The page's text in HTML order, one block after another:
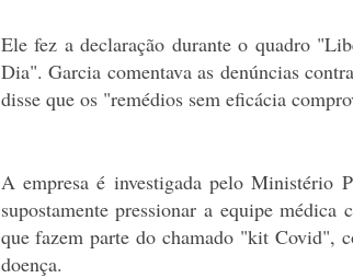
Ele fez a declaração durante o quadro
Dia". Garcia comentava as denúncias
disse que os "remédios sem eficácia
A empresa é investigada pelo
supostamente pressionar a equipe médica
que fazem parte do chamado "kit Covid",
doença.